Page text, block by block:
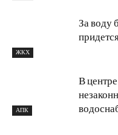
ЖКХ
За воду
АПК
В